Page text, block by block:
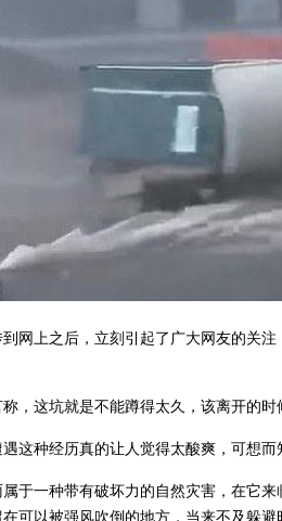
网上之后，立刻引起了广大网友的关
，这坑就是不能蹲得太久，该离开的时
这种经历真的让人觉得太酸爽，可想而
于一种带有破坏力的自然灾害，在它
可以被强风吹倒的地方，当来不及躲